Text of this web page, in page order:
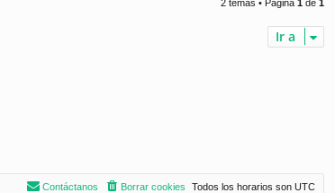
2 temas • Página 1 de 1
Ir a
Todos los horarios son UTC
Borrar cookies
Contáctanos